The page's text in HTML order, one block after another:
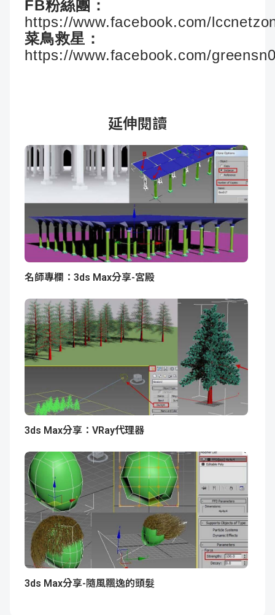
FB粉絲團：
https://www.facebook.com/
菜鳥救星：
https://www.facebook.com/
延伸閱讀
名師專欄：3ds Max分享-宮殿
3ds Max分享：VRay代理器
3ds Max分享-隨風飄逸的頭髮